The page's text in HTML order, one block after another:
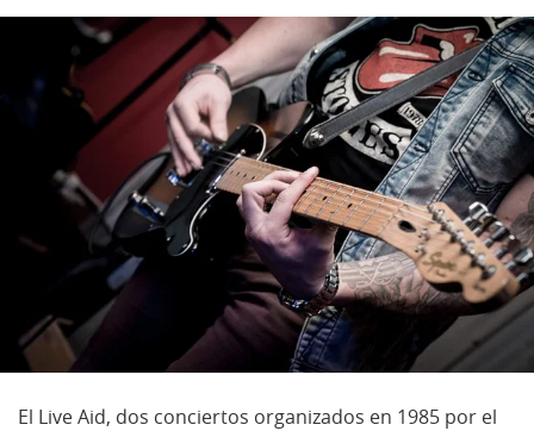
El Live Aid, dos conciertos organizados en 1985 por el